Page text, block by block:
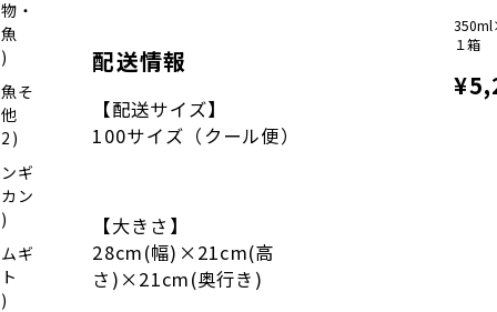
・
そ
ギ
ン
ギ
配送情報
【配送サイズ】
100サイズ（クール便）
【大きさ】
28cm(幅)×21cm(高
さ)×21cm(奥行き)
ル...
１箱